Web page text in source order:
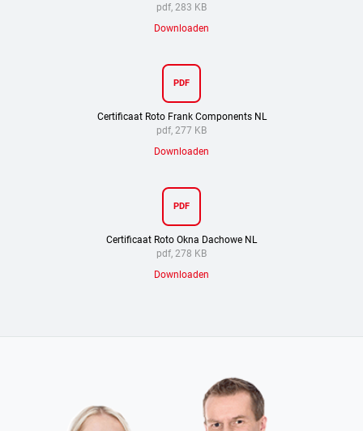
pdf, 283 KB
Downloaden
PDF
Certificaat Roto Frank Components NL
pdf, 277 KB
Downloaden
PDF
Certificaat Roto Okna Dachowe NL
pdf, 278 KB
Downloaden